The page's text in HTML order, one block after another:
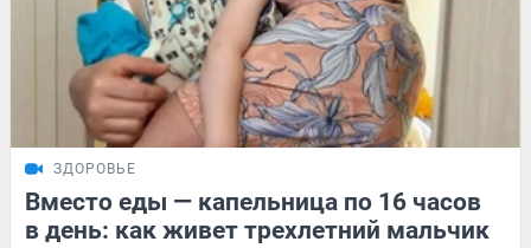
ЗДОРОВЬЕ
Вместо еды — капельница по 16 часов
в день: как живет трехлетний мальчик